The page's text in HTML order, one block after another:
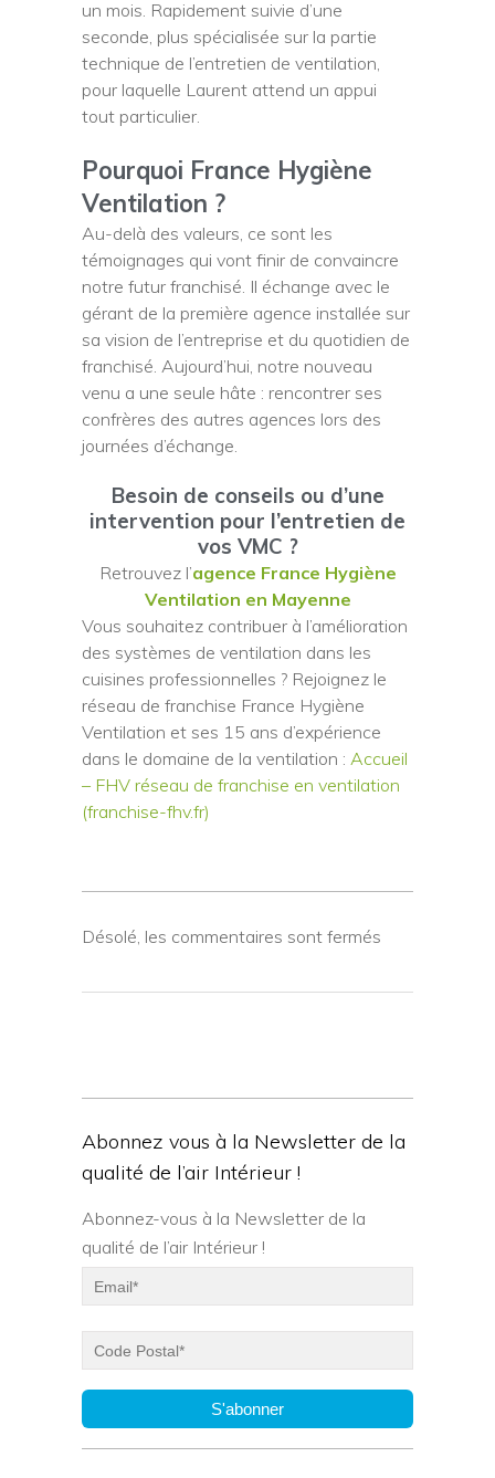
un mois. Rapidement suivie d’une
seconde, plus spécialisée sur la partie
technique de l’entretien de ventilation,
pour laquelle Laurent attend un appui
tout particulier.
Pourquoi France Hygiène
Ventilation ?
Au-delà des valeurs, ce sont les
témoignages qui vont finir de convaincre
notre futur franchisé. Il échange avec le
gérant de la première agence installée sur
sa vision de l’entreprise et du quotidien de
franchisé. Aujourd’hui, notre nouveau
venu a une seule hâte : rencontrer ses
confrères des autres agences lors des
journées d’échange.
Besoin de conseils ou d’une
intervention pour l’entretien de
vos VMC ?
Retrouvez l’agence France Hygiène
Ventilation en Mayenne
Vous souhaitez contribuer à l’amélioration
des systèmes de ventilation dans les
cuisines professionnelles ? Rejoignez le
réseau de franchise France Hygiène
Ventilation et ses 15 ans d’expérience
dans le domaine de la ventilation : Accueil
– FHV réseau de franchise en ventilation
(franchise-fhv.fr)
Désolé, les commentaires sont fermés
Abonnez vous à la Newsletter de la
qualité de l’air Intérieur !
Abonnez-vous à la Newsletter de la
qualité de l’air Intérieur !
S'abonner